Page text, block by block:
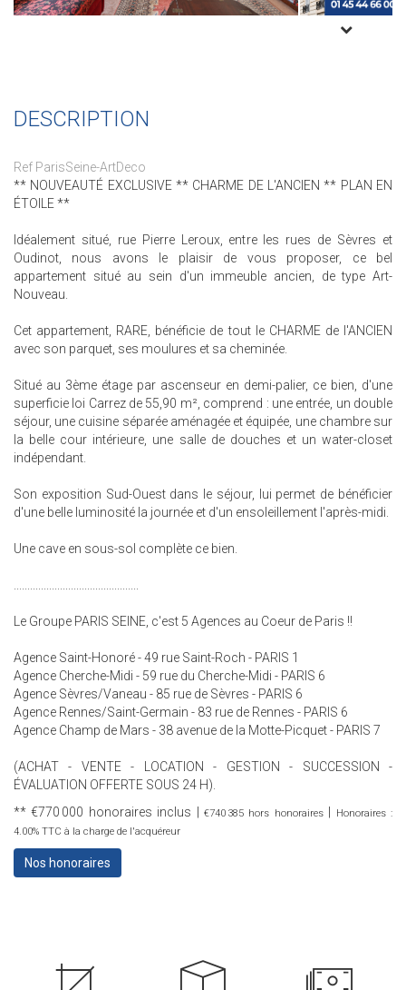
DESCRIPTION
Ref ParisSeine-ArtDeco
** NOUVEAUTÉ EXCLUSIVE ** CHARME DE L'ANCIEN ** PLAN EN
ÉTOILE **
Idéalement situé, rue Pierre Leroux, entre les rues de Sèvres et
Oudinot, nous avons le plaisir de vous proposer, ce bel
appartement situé au sein d'un immeuble ancien, de type Art-
Nouveau.
Cet appartement, RARE, bénéficie de tout le CHARME de l'ANCIEN
avec son parquet, ses moulures et sa cheminée.
Situé au 3ème étage par ascenseur en demi-palier, ce bien, d'une
superficie loi Carrez de 55,90 m², comprend : une entrée, un double
séjour, une cuisine séparée aménagée et équipée, une chambre sur
la belle cour intérieure, une salle de douches et un water-closet
indépendant.
Son exposition Sud-Ouest dans le séjour, lui permet de bénéficier
d'une belle luminosité la journée et d'un ensoleillement l'après-midi.
Une cave en sous-sol complète ce bien.
..............................................
Le Groupe PARIS SEINE, c'est 5 Agences au Coeur de Paris !!
Agence Saint-Honoré - 49 rue Saint-Roch - PARIS 1
Agence Cherche-Midi - 59 rue du Cherche-Midi - PARIS 6
Agence Sèvres/Vaneau - 85 rue de Sèvres - PARIS 6
Agence Rennes/Saint-Germain - 83 rue de Rennes - PARIS 6
Agence Champ de Mars - 38 avenue de la Motte-Picquet - PARIS 7
(ACHAT - VENTE - LOCATION - GESTION - SUCCESSION -
ÉVALUATION OFFERTE SOUS 24 H).
** €770 000 honoraires inclus |€740 385 hors honoraires|
Honoraires :
4.00% TTC à la charge de l'acquéreur
Nos honoraires